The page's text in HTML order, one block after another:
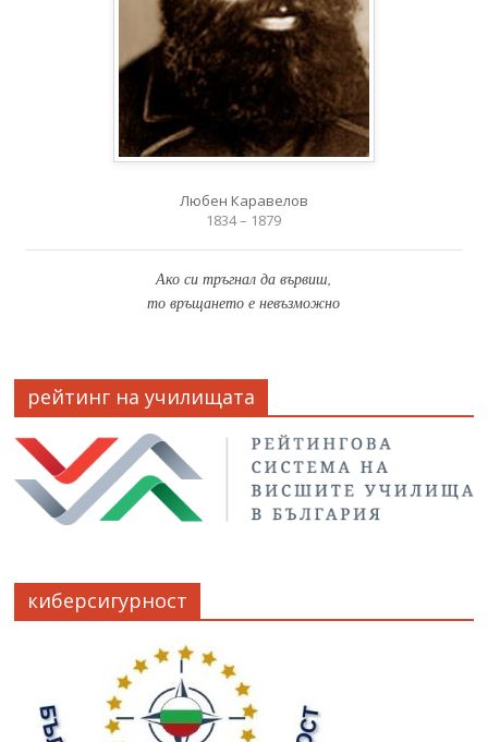
Любен Каравелов
1834 – 1879
Ако си тръгнал да вървиш,
то връщането е невъзможно
рейтинг на училищата
киберсигурност